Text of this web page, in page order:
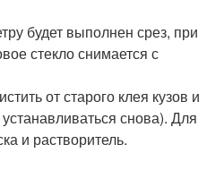
будет выполнен срез, при
стекло снимается с
от старого клея кузов и
снова). Для
и растворитель.